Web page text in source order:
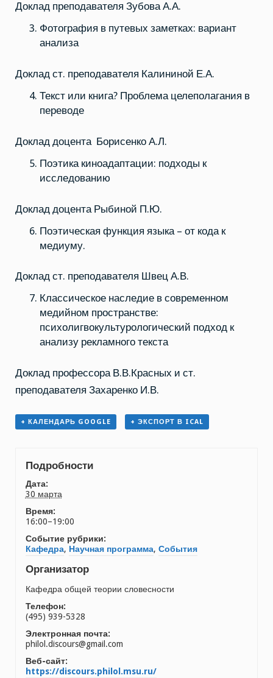
Доклад преподавателя Зубова А.А.
Фотография в путевых заметках: вариант
анализа
Доклад ст. преподавателя Калининой Е.А.
Текст или книга? Проблема целеполагания в
переводе
Доклад доцента Борисенко А.Л.
Поэтика киноадаптации: подходы к
исследованию
Доклад доцента Рыбиной П.Ю.
Поэтическая функция языка – от кода к
медиуму.
Доклад ст. преподавателя Швец А.В.
Классическое наследие в современном
медийном пространстве:
психолигвокультурологический подход к
анализу рекламного текста
Доклад профессора В.В.Красных и ст.
преподавателя Захаренко И.В.
+ КАЛЕНДАРЬ GOOGLE + ЭКСПОРТ В ICAL
Подробности
Дата:
30 марта
Время:
16:00–19:00
Событие рубрики:
Кафедра, Научная программа, События
Организатор
Кафедра общей теории словесности
Телефон:
(495) 939-5328
Электронная почта:
philol.discours@gmail.com
Веб-сайт:
https://discours.philol.msu.ru/